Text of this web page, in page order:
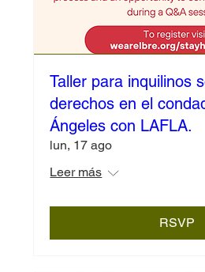
Taller para inquilinos
derechos en el
Ángeles con LAFLA.
lun, 17 ago
Leer más
RSVP